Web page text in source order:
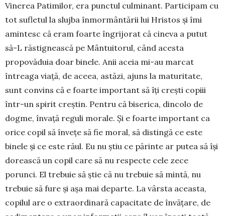
Vinerea Patimilor, era punctul culminant. Participam cu
tot sufletul la slujba înmormântării lui Hristos și îmi
amintesc că eram foarte îngrijorat că cineva a putut
să-L răstignească pe Mântuitorul, când acesta
propovăduia doar binele. Anii aceia mi-au marcat
întreaga viață, de aceea, astăzi, ajuns la maturitate,
sunt convins că e foarte important să îți crești copiii
într-un spirit creștin. Pentru că biserica, dincolo de
dogme, învață reguli morale. Și e foarte important ca
orice copil să învețe să fie moral, să distingă ce este
binele și ce este răul. Eu nu știu ce părinte ar putea să își
dorească un copil care să nu respecte cele zece
porunci. El trebuie să știe că nu trebuie să mintă, nu
trebuie să fure și așa mai departe. La vârsta aceasta,
copilul are o extraordinară capacitate de învățare, de